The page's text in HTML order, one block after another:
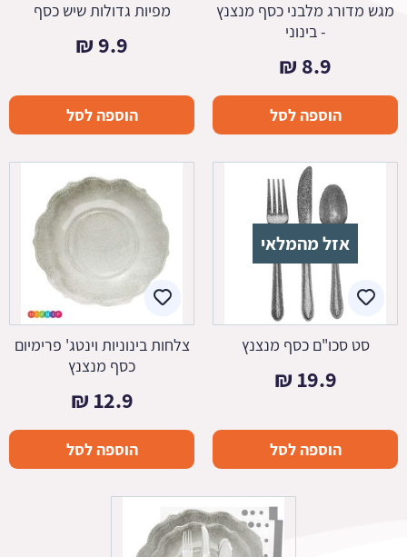
מגש מדורג מלבני כסף מנצנץ
- בינוני
8.9
₪
הוספה לסל
מפיות גדולות שיש כסף
9.9
₪
הוספה לסל
אזל מהמלאי
סט סכו"ם כסף מנצנץ
19.9
₪
הוספה לסל
צלחות בינוניות וינטג' פרימיום
כסף מנצנץ
12.9
₪
הוספה לסל